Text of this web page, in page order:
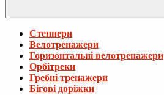
Степпери
Велотренажери
Горизонтальні велотренажери
Орбітреки
Гребні тренажери
Бігові доріжки